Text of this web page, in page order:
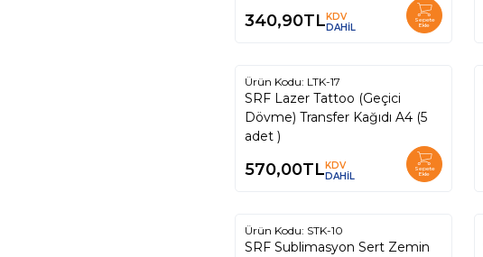
340,90TLKDV
DAHİL
Sepete
Ekle
Ürün Kodu: LTK-17
SRF Lazer Tattoo (Geçici
Dövme) Transfer Kağıdı A4 (5
adet )
570,00TLKDV
DAHİL
Sepete
Ekle
%
20
Ürün Kodu: STK-10
SRF Sublimasyon Sert Zemin